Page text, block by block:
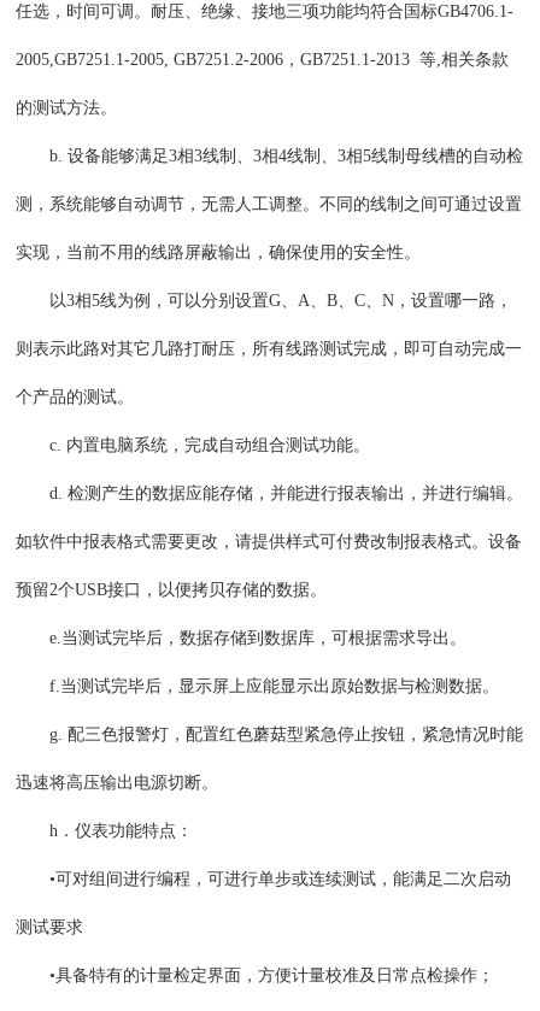
任选，时间可调。耐压、绝缘、接地三项功能均符合国标GB4706.1-
2005,GB7251.1-2005, GB7251.2-2006，GB7251.1-2013 等,相关条款
的测试方法。
b. 设备能够满足3相3线制、3相4线制、3相5线制母线槽的自动检
测，系统能够自动调节，无需人工调整。不同的线制之间可通过设置
实现，当前不用的线路屏蔽输出，确保使用的安全性。
以3相5线为例，可以分别设置G、A、B、C、N，设置哪一路，
则表示此路对其它几路打耐压，所有线路测试完成，即可自动完成一
个产品的测试。
c. 内置电脑系统，完成自动组合测试功能。
d. 检测产生的数据应能存储，并能进行报表输出，并进行编辑。
如软件中报表格式需要更改，请提供样式可付费改制报表格式。设备
预留2个USB接口，以便拷贝存储的数据。
e.当测试完毕后，数据存储到数据库，可根据需求导出。
f.当测试完毕后，显示屏上应能显示出原始数据与检测数据。
g. 配三色报警灯，配置红色蘑菇型紧急停止按钮，紧急情况时能
迅速将高压输出电源切断。
h．仪表功能特点：
•可对组间进行编程，可进行单步或连续测试，能满足二次启动
测试要求
•具备特有的计量检定界面，方便计量校准及日常点检操作；